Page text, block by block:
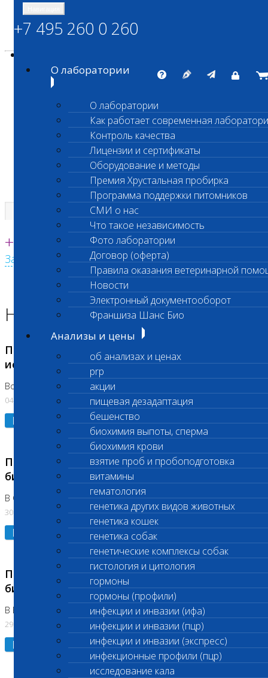
ШАНС БИО
Независимая ветеринарная лаборатория
Единая круглосуточная справочная
+7 495 260 0 260
Заказать звонок с сайта
+7 495 260 0 260
О лаборатории
О лаборатории
Как работает современная
Контроль качества
Лицензии и сертификаты
Оборудование и методы
Премия Хрустальная пробирка
Программа поддержки питомников
СМИ о нас
Что такое независимость
Фото лаборатории
Договор (оферта)
Правила оказания ветеринарной
Новости
Электронный документооборот
Франшиза Шанс Био
Анализы и цены
об анализах и ценах
prp
акции
пищевая дезадаптация
бешенство
биохимия выпоты, сперма
биохимия крови
взятие проб и пробоподготовка
витамины
гематология
генетика других видов животных
генетика кошек
генетика собак
генетические комплексы собак
гистология и цитология
гормоны
гормоны (профили)
инфекции и инвазии (ифа)
инфекции и инвазии (пцр)
инфекции и инвазии (экспресс)
инфекционные профили (пцр)
исследование кала
Главная страница
Новости лаборатории
Приостановка срочных биохимических
исследований
Во Владыкино
04.08.2026
Подробнее
Приостановлено выполнение срочных
биохимических исследований
В Сколково. Код (123,309,310)
30.07.2026
Подробнее
Приостановлено выполнение срочных
биохимических исследований
В Бутово 29.07.26
29.07.2026
Подробнее